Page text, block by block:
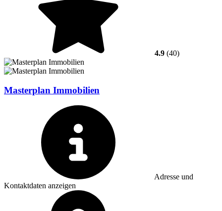
4.9 (40)
Masterplan Immobilien
Adresse und
Kontaktdaten anzeigen